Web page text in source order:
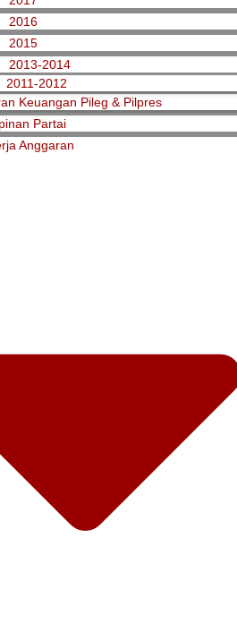
2016
2015
2013-2014
2011-2012
Keuangan Pileg & Pilpres
Partai
Anggaran